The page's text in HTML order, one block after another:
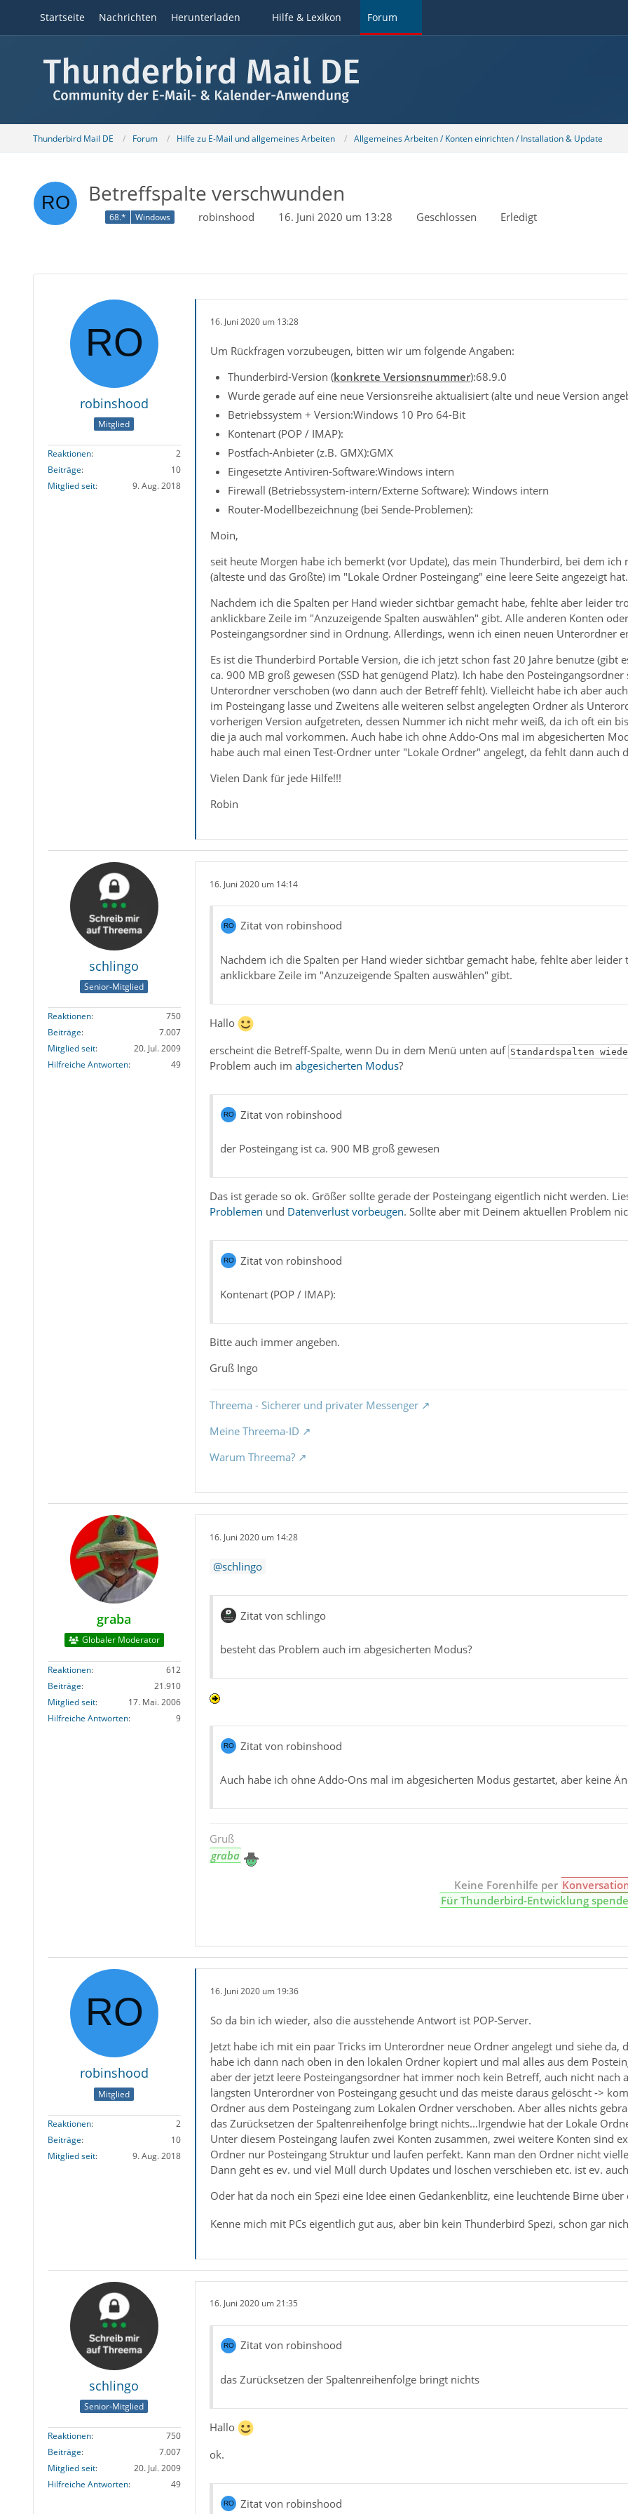
Startseite Nachrichten Herunterladen Hilfe & Lexikon Forum
Thunderbird Mail DE Forum Hilfe zu E-Mail und allgemeines Arbeiten Allgemeines Arbeiten / Konten einrichten / Installation & Update
Betreffspalte verschwunden
68.* Windows robinshood 16. Juni 2020 um 13:28 Geschlossen Erledigt
robinshood
Mitglied
Reaktionen
2
Beiträge
10
Mitglied seit
9. Aug. 2018
16. Juni 2020 um 13:28
Um Rückfragen vorzubeugen, bitten wir um folgende Angaben:
Thunderbird-Version (konkrete Versionsnummer):68.9.0
Wurde gerade auf eine neue Versionsreihe aktualisiert (alte und neue Version
Betriebssystem + Version:Windows 10 Pro 64-Bit
Kontenart (POP / IMAP):
Postfach-Anbieter (z.B. GMX):GMX
Eingesetzte Antiviren-Software:Windows intern
Firewall (Betriebssystem-intern/Externe Software): Windows intern
Router-Modellbezeichnung (bei Sende-Problemen):
Moin,
seit heute Morgen habe ich bemerkt (vor Update), das mein Thunderbird, bei dem
(älteste und das Größte) im "Lokale Ordner Posteingang" eine leere Seite angezeigt hat.
Nachdem ich die Spalten per Hand wieder sichtbar gemacht habe, fehlte aber leider
anklickbare Zeile im "Anzuzeigende Spalten auswählen" gibt. Alle anderen Konten
Posteingangsordner sind in Ordnung. Allerdings, wenn ich einen neuen Unterordner
Es ist die Thunderbird Portable Version, die ich jetzt schon fast 20 Jahre benutze
ca. 900 MB groß gewesen (SSD hat genügend Platz). Ich habe den
Unterordner verschoben (wo dann auch der Betreff fehlt). Vielleicht habe ich aber
im Posteingang lasse und Zweitens alle weiteren selbst angelegten Ordner als
vorherigen Version aufgetreten, dessen Nummer ich nicht mehr weiß, da ich oft ein
die ja auch mal vorkommen. Auch habe ich ohne Addo-Ons mal im abgesicherten
habe auch mal einen Test-Ordner unter "Lokale Ordner" angelegt, da fehlt dann
Vielen Dank für jede Hilfe!!!
Robin
schlingo
Senior-Mitglied
Reaktionen
750
Beiträge
7.007
Mitglied seit
20. Jul. 2009
Hilfreiche Antworten
49
16. Juni 2020 um 14:14
Zitat von robinshood
Nachdem ich die Spalten per Hand wieder sichtbar gemacht habe, fehlte aber
anklickbare Zeile im "Anzuzeigende Spalten auswählen" gibt.
Hallo
erscheint die Betreff-Spalte, wenn Du in dem Menü unten auf Standardspalten
Problem auch im abgesicherten Modus?
Zitat von robinshood
der Posteingang ist ca. 900 MB groß gewesen
Das ist gerade so ok. Größer sollte gerade der Posteingang eigentlich nicht werden.
Problemen und Datenverlust vorbeugen. Sollte aber mit Deinem aktuellen Problem
Zitat von robinshood
Kontenart (POP / IMAP):
Bitte auch immer angeben.
Gruß Ingo
Threema - Sicherer und privater Messenger
Meine Threema-ID
Warum Threema?
graba
Globaler Moderator
Reaktionen
612
Beiträge
21.910
Mitglied seit
17. Mai. 2006
Hilfreiche Antworten
9
16. Juni 2020 um 14:28
schlingo
Zitat von schlingo
besteht das Problem auch im abgesicherten Modus?
Zitat von robinshood
Auch habe ich ohne Addo-Ons mal im abgesicherten Modus gestartet, aber keine
Gruß
graba
Keine Forenhilfe per
Für Thunderbird-Entwicklung
robinshood
Mitglied
Reaktionen
2
Beiträge
10
Mitglied seit
9. Aug. 2018
16. Juni 2020 um 19:36
So da bin ich wieder, also die ausstehende Antwort ist POP-Server.
Jetzt habe ich mit ein paar Tricks im Unterordner neue Ordner angelegt und siehe da,
habe ich dann nach oben in den lokalen Ordner kopiert und mal alles aus dem
aber der jetzt leere Posteingangsordner hat immer noch kein Betreff, auch nicht
längsten Unterordner von Posteingang gesucht und das meiste daraus gelöscht ->
Ordner aus dem Posteingang zum Lokalen Ordner verschoben. Aber alles nichts
das Zurücksetzen der Spaltenreihenfolge bringt nichts...Irgendwie hat der Lokale
Unter diesem Posteingang laufen zwei Konten zusammen, zwei weitere Konten sind
Ordner nur Posteingang Struktur und laufen perfekt. Kann man den Ordner nicht
Dann geht es ev. und viel Müll durch Updates und löschen verschieben etc. ist ev.
Oder hat da noch ein Spezi eine Idee einen Gedankenblitz, eine leuchtende Birne
Kenne mich mit PCs eigentlich gut aus, aber bin kein Thunderbird Spezi, schon gar
schlingo
Senior-Mitglied
Reaktionen
750
Beiträge
7.007
Mitglied seit
20. Jul. 2009
Hilfreiche Antworten
49
16. Juni 2020 um 21:35
Zitat von robinshood
das Zurücksetzen der Spaltenreihenfolge bringt nichts
Hallo
ok.
Zitat von robinshood